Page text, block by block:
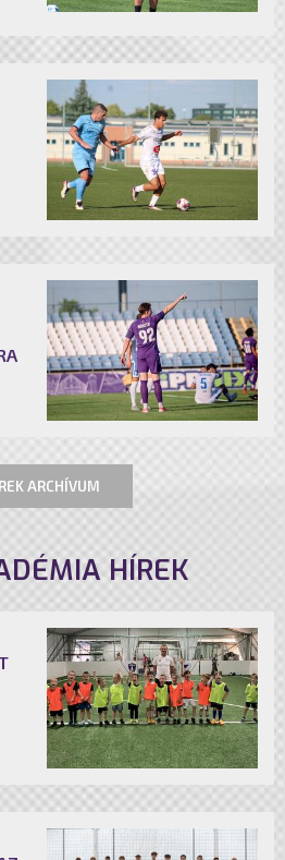
ARCHÍVUM
HÍREK